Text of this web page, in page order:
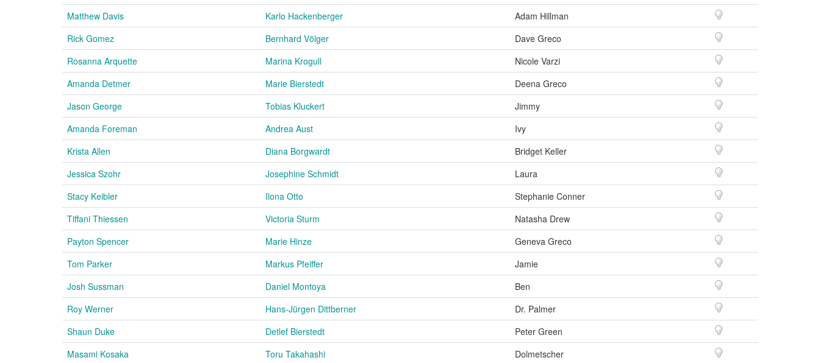
Matthew Davis
Karlo Hackenberger
Adam Hillman
Rick Gomez
Bernhard Völger
Dave Greco
Rosanna Arquette
Marina Krogull
Nicole Varzi
Amanda Detmer
Marie Bierstedt
Deena Greco
Jason George
Tobias Kluckert
Jimmy
Amanda Foreman
Andrea Aust
Ivy
Krista Allen
Diana Borgwardt
Bridget Keller
Jessica Szohr
Josephine Schmidt
Laura
Stacy Keibler
Ilona Otto
Stephanie Conner
Tiffani Thiessen
Victoria Sturm
Natasha Drew
Payton Spencer
Marie Hinze
Geneva Greco
Tom Parker
Markus Pfeiffer
Jamie
Josh Sussman
Daniel Montoya
Ben
Roy Werner
Hans-Jürgen Dittberner
Dr. Palmer
Shaun Duke
Detlef Bierstedt
Peter Green
Masami Kosaka
Toru Takahashi Dolmetscher